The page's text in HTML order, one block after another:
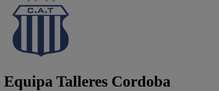
Equipa Talleres Cordoba